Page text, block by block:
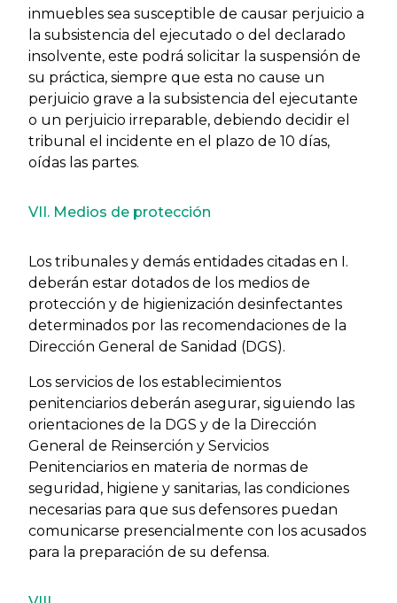
inmuebles sea susceptible de causar perjuicio a
la subsistencia del ejecutado o del declarado
insolvente, este podrá solicitar la suspensión de
su práctica, siempre que esta no cause un
perjuicio grave a la subsistencia del ejecutante
o un perjuicio irreparable, debiendo decidir el
tribunal el incidente en el plazo de 10 días,
oídas las partes.
VII. Medios de protección
Los tribunales y demás entidades citadas en I.
deberán estar dotados de los medios de
protección y de higienización desinfectantes
determinados por las recomendaciones de la
Dirección General de Sanidad (DGS).
Los servicios de los establecimientos
penitenciarios deberán asegurar, siguiendo las
orientaciones de la DGS y de la Dirección
General de Reinserción y Servicios
Penitenciarios en materia de normas de
seguridad, higiene y sanitarias, las condiciones
necesarias para que sus defensores puedan
comunicarse presencialmente con los acusados
para la preparación de su defensa.